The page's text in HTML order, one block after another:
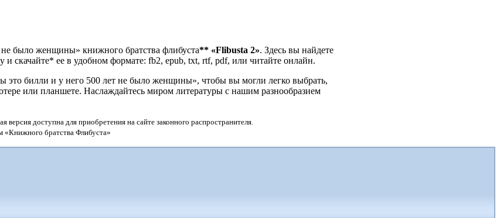
было женщины» книжного братства флибуста** «Flibusta 2». Здесь вы найдете
скачайте* ее в удобном формате: fb2, epub, txt, rtf, pdf, или читайте онлайн.
билли и у него 500 лет не было женщины», чтобы вы могли легко выбрать,
или планшете. Наслаждайтесь миром литературы с нашим разнообразием
доступна для приобретения на сайте законного распространителя.
«Книжного братства Флибуста»